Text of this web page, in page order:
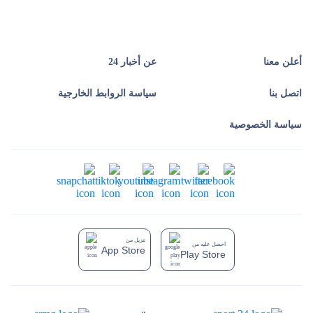
أعلن معنا عن أخبار 24
اتصل بنا سياسة الروابط الخارجية
سياسة الخصوصية
تنزيل من
App Store
احصل عليه من
Play Store